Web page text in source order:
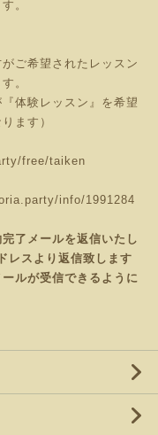
。
ご希望されたレッスン
。
体験レッスン』を希望
ます）
free/taiken
info/1991284
了メールを返信いたし
スより返信致します
ルが受信できるように